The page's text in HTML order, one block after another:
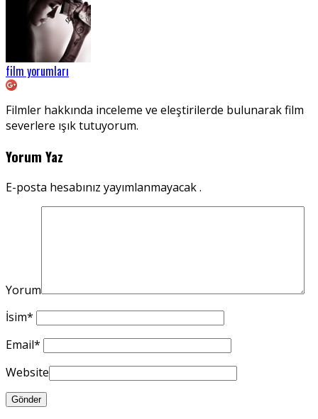
film yorumları
Filmler hakkında inceleme ve eleştirilerde bulunarak film
severlere ışık tutuyorum.
Yorum Yaz
E-posta hesabınız yayımlanmayacak .
Yorum
İsim*
Email*
Website